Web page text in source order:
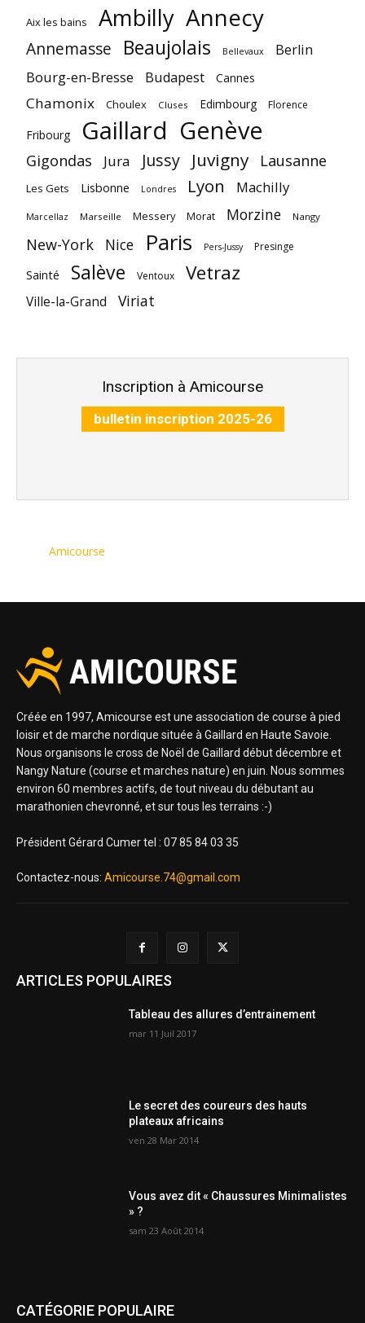
Aix les bains Ambilly Annecy
Annemasse Beaujolais Bellevaux Berlin
Bourg-en-Bresse Budapest Cannes
Chamonix Choulex Cluses Edimbourg Florence
Fribourg Gaillard Genève
Gigondas Jura Jussy Juvigny Lausanne
Les Gets Lisbonne Londres Lyon Machilly
Marcellaz Marseille Messery Morat Morzine Nangy
New-York Nice Paris Pers-Jussy Presinge
Sainté Salève Ventoux Vetraz
Ville-la-Grand Viriat
Inscription à Amicourse
bulletin inscription 2025-26
Amicourse
Créée en 1997, Amicourse est une association de course à pied
loisir et de marche nordique située à Gaillard en Haute Savoie.
Nous organisons le cross de Noël de Gaillard début décembre et
Nangy Nature (course et marches nature) en juin. Nous sommes
environ 60 membres actifs, de tout niveau du débutant au
marathonien chevronné, et sur tous les terrains :-)
Président Gérard Cumer tel : 07 85 84 03 35
Contactez-nous: Amicourse.74@gmail.com
ARTICLES POPULAIRES
Tableau des allures d’entrainement
mar 11 Juil 2017
Le secret des coureurs des hauts
plateaux africains
ven 28 Mar 2014
Vous avez dit « Chaussures Minimalistes
» ?
sam 23 Août 2014
CATÉGORIE POPULAIRE